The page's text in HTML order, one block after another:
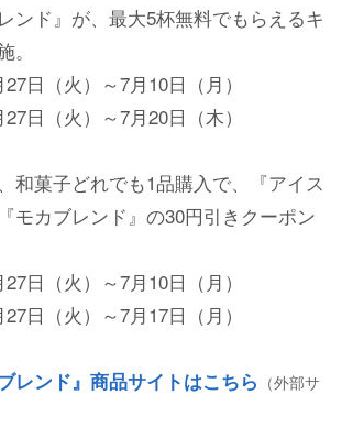
ンド』が、最大5杯無料でもらえるキ
。
27日（火）～7月10日（月）
27日（火）～7月20日（木）
和菓子どれでも1品購入で、『アイス
モカブレンド』の30円引きクーポン
27日（火）～7月10日（月）
27日（火）～7月17日（月）
レンド』商品サイトはこちら （外部サ